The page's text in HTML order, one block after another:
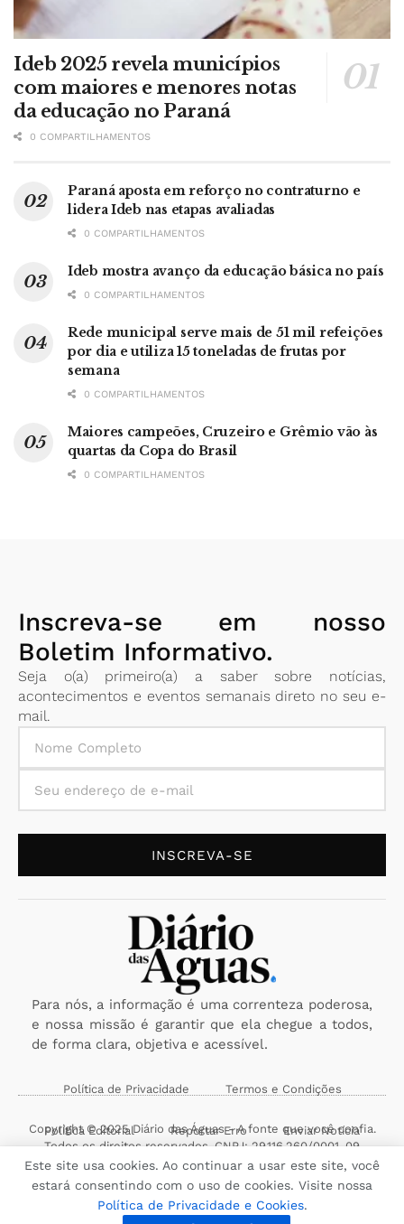
Ideb 2025 revela municípios
com maiores e menores notas
da educação no Paraná
0 COMPARTILHAMENTOS
Paraná aposta em reforço no contraturno e
lidera Ideb nas etapas avaliadas
0 COMPARTILHAMENTOS
Ideb mostra avanço da educação básica no país
0 COMPARTILHAMENTOS
Rede municipal serve mais de 51 mil refeições
por dia e utiliza 15 toneladas de frutas por
semana
0 COMPARTILHAMENTOS
Maiores campeões, Cruzeiro e Grêmio vão às
quartas da Copa do Brasil
0 COMPARTILHAMENTOS
Inscreva-se em nosso
Boletim Informativo.
Seja o(a) primeiro(a) a saber sobre notícias,
acontecimentos e eventos semanais direto no seu e-
mail.
INSCREVA-SE
Para nós, a informação é uma correnteza poderosa,
e nossa missão é garantir que ela chegue a todos,
de forma clara, objetiva e acessível.
Política de Privacidade Termos e Condições
Política Editorial Reportar Erro Enviar Notícia
Copyright © 2025 Diário das Águas - A fonte que você confia.
Todos os direitos reservados. CNPJ: 29.116.260/0001-09
Este site usa cookies. Ao continuar a usar este site, você
estará consentindo com o uso de cookies. Visite nossa
Política de Privacidade e Cookies.